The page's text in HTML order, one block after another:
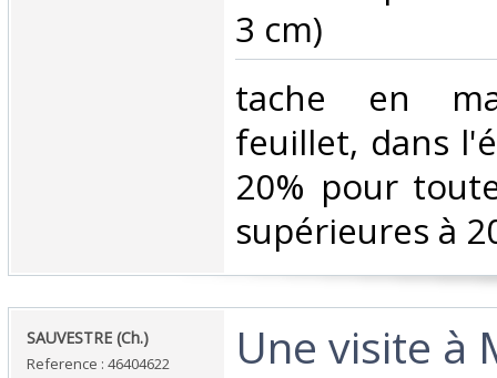
3 cm)‎
‎tache en
feuillet, dans
20% pour
supérieures à
‎SAUVESTRE (Ch.)‎
Reference : 46404622
‎Une visite à